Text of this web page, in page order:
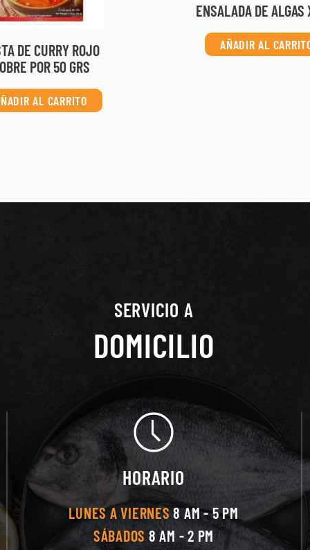
DE CURRY ROJO
POR 50 GRS
AL CARRITO
ENSALADA DE
AÑADIR AL
SERVICIO A
DOMICILIO
HORARIO
LUNES A VIERNES8 AM - 5 PM
SÁBADOS 8 AM - 2 PM